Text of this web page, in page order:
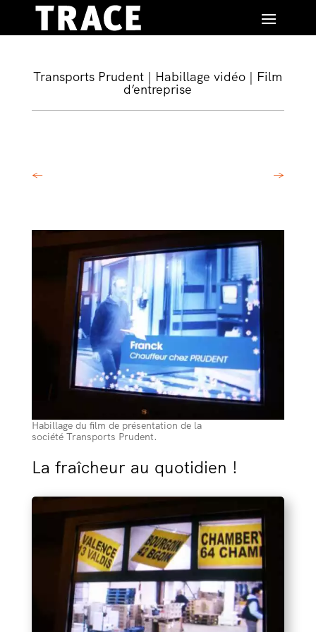
Transports Prudent | Habillage vidéo | Film
d’entreprise
← →
Habillage du film de présentation de la
société Transports Prudent.
La fraîcheur au quotidien !